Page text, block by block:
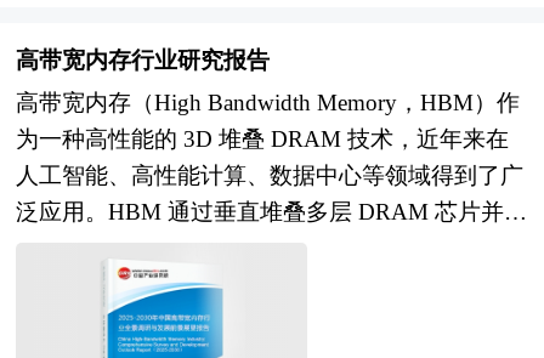
焦点，企业从单一设备供应商转型为"装备+软件
+服务+数据"一体化解决方案商，提供源网荷储协
同控制、柔性输电、微电网构建等系统级服务，商
业模式向价值共创延伸。 本研究咨询报告由中研
普华咨询公司领衔撰写，在大量周密的市场调研基
发改委、国家经济信息中心、国务院发展研究中
心、国家海关总署、全国商业信息中心、中国经济
电池的美观性和高效性使其成为理想的选择。 本
研究咨询报告由中研普华咨询公司领衔撰写，在大
量周密的市场调研基础上，主要依据了国家统计
局、国家商务部、国家发改委、国家经济信息中
心、国务院发展研究中心、国家海关总署、全国商
究网、全国及海外相关报刊杂志的基础信息以及
BC电池行业研究单位等公布和提供的大量资料。
报告对我国BC电池行业的供需状况、发展现状、
业主要依靠政策推动，市场认知度较低，产品技术
有限。进入成长期后，随着新能源汽车市场的快速
发展，充电桩需求大幅增长，行业规模迅速扩大，
技术迭代加速，企业数量增多，市场竞争逐渐加
剧，同时行业标准体系逐步完善，政策重心从建设
补贴转向运营规范与技术创新引导。 随着市场需
求趋于稳定，技术发展成熟，行业将逐步进入成熟
期。此时，充电桩网络布局将更加均衡，城乡与区
高带宽内存行业研究报告
高带宽内存（High Bandwidth Memory，HBM）作
为一种高性能的 3D 堆叠 DRAM 技术，近年来在
人工智能、高性能计算、数据中心等领域得到了广
泛应用。HBM 通过垂直堆叠多层 DRAM 芯片并与
内存的带宽瓶颈问题。随着 AI 模型的复杂度和数
据量的增加，HBM 的重要性日益凸显，成为高性